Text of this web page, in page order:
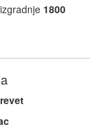
1800